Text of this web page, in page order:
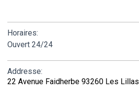
Horaires:
Ouvert 24/24
Addresse:
22 Avenue Faidherbe 93260 Les Lillas